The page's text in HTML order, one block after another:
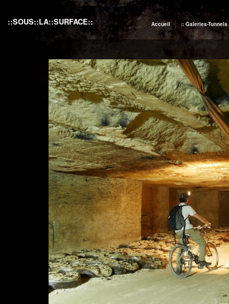
::SOUS::LA::SURFACE:: Accueil :: Galeries-Tunnels